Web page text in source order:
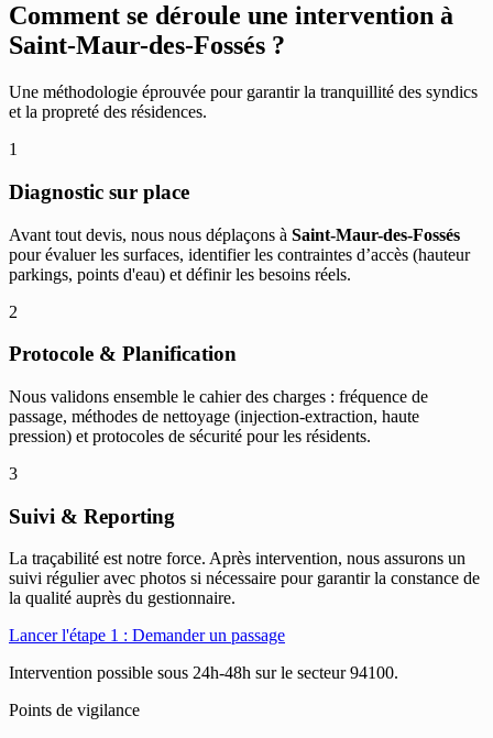
Comment se déroule une intervention à
Saint-Maur-des-Fossés ?
Une méthodologie éprouvée pour garantir la tranquillité des syndics
et la propreté des résidences.
1
Diagnostic sur place
Avant tout devis, nous nous déplaçons à Saint-Maur-des-Fossés
pour évaluer les surfaces, identifier les contraintes d’accès (hauteur
parkings, points d'eau) et définir les besoins réels.
2
Protocole & Planification
Nous validons ensemble le cahier des charges : fréquence de
passage, méthodes de nettoyage (injection-extraction, haute
pression) et protocoles de sécurité pour les résidents.
3
Suivi & Reporting
La traçabilité est notre force. Après intervention, nous assurons un
suivi régulier avec photos si nécessaire pour garantir la constance de
la qualité auprès du gestionnaire.
Lancer l'étape 1 : Demander un passage
Intervention possible sous 24h-48h sur le secteur 94100.
Points de vigilance